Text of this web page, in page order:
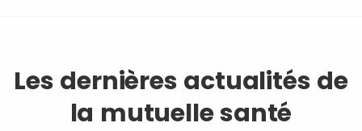
Les dernières actualités de
la mutuelle santé